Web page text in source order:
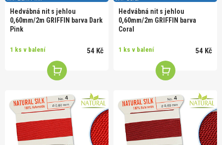
Hedvábná nit s jehlou
0,60mm/2m GRIFFIN barva Dark
Pink
1 ks v balení 54 Kč
Hedvábná nit s jehlou
0,60mm/2m GRIFFIN barva
Coral
1 ks v balení 54 Kč